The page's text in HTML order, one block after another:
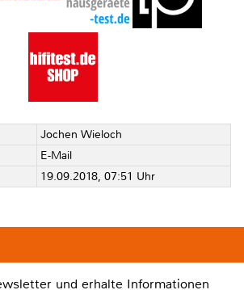
Jochen Wieloch
E-Mail
19.09.2018, 07:51 Uhr
und erhalte Informationen